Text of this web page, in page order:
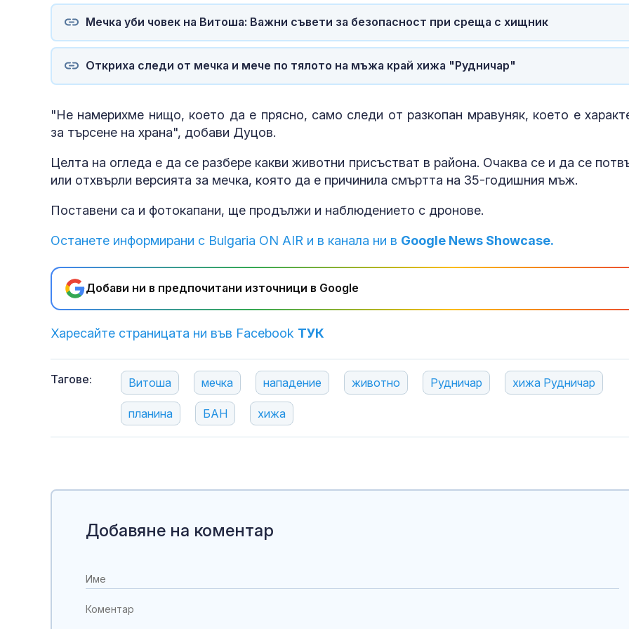
Мечка уби човек на Витоша: Важни съвети за безопасност при среща с хищник
Откриха следи от мечка и мече по тялото на мъжа край хижа "Рудничар"
"Не намерихме нищо, което да е прясно, само следи от разкопан мравуняк, което е
за търсене на храна", добави Дуцов.
Целта на огледа е да се разбере какви животни присъстват в района. Очаква се и да се
или отхвърли версията за мечка, която да е причинила смъртта на 35-годишния мъж.
Поставени са и фотокапани, ще продължи и наблюдението с дронове.
Останете информирани с Bulgaria ON AIR и в канала ни в Google News Showcase.
Добави ни в предпочитани източници в Google
Харесайте страницата ни във Facebook ТУК
Тагове: Витоша мечка нападение животно Рудничар хижа Рудничар
планина БАН хижа
Добавяне на коментар